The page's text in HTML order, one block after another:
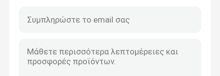
Χημικές ετικέτες προϊόντων